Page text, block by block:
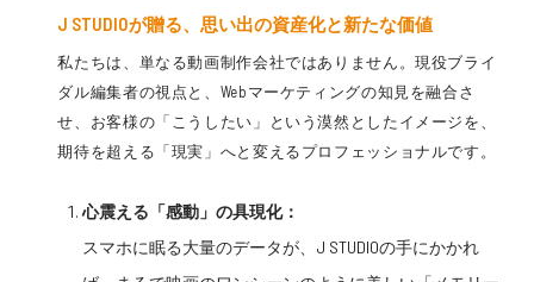
J STUDIOが贈る、思い出の資産化と新たな価値
私たちは、単なる動画制作会社ではありません。現役ブライ
ダル編集者の視点と、Webマーケティングの知見を融合さ
せ、お客様の「こうしたい」という漠然としたイメージを、
期待を超える「現実」へと変えるプロフェッショナルです。
心震える「感動」の具現化：
スマホに眠る大量のデータが、J STUDIOの手にかかれ